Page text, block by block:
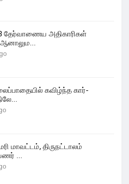
தேர்வாணைய அதிகாரிகள்
ஆனாலும...
கவிழ்ந்த கார்-
மாவட்டம், திருநட்டாலம்
...